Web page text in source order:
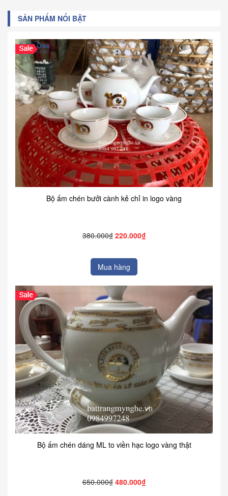
SẢN PHẨM NỔI BẬT
Bộ ấm chén bưởi cành kẻ chỉ in logo vàng
380.000₫ 220.000₫
Mua hàng
Bộ ấm chén dáng ML to viền hạc logo vàng thật
650.000₫ 480.000₫